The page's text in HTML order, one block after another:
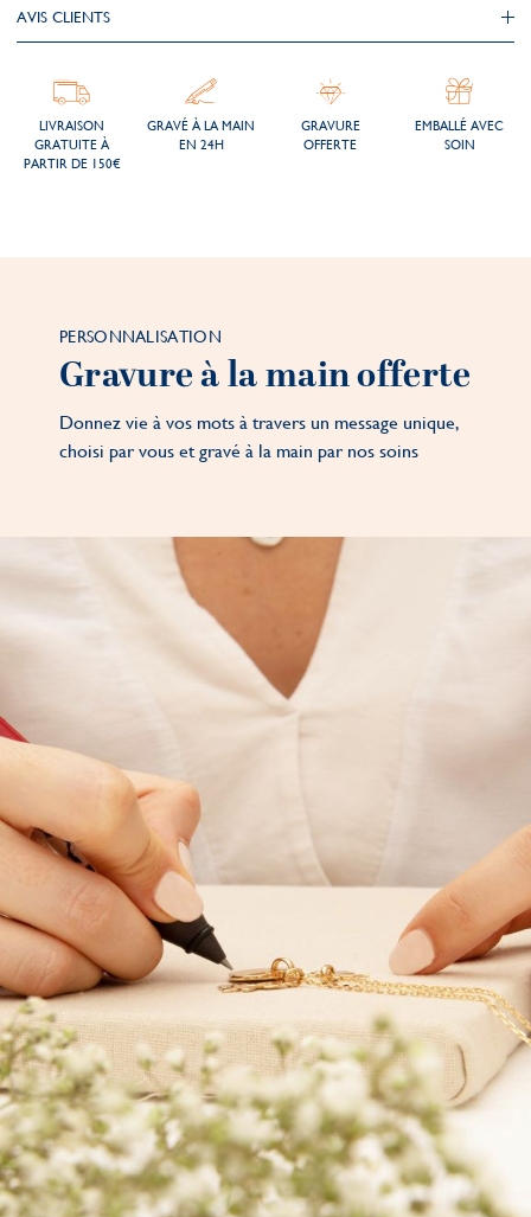
AVIS CLIENTS
LIVRAISON
GRATUITE À
PARTIR DE 150€
GRAVÉ À LA MAIN
EN 24H
GRAVURE
OFFERTE
EMBALLÉ AVEC
SOIN
PERSONNALISATION
Gravure à la main offerte
Donnez vie à vos mots à travers un message unique,
choisi par vous et gravé à la main par nos soins